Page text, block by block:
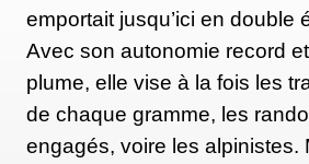
emportait jusqu’ici en double
Avec son autonomie record
plume, elle vise à la fois les
de chaque gramme, les
engagés, voire les alpinistes.